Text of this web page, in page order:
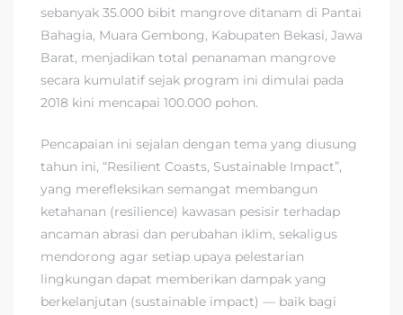
sebanyak 35.000 bibit mangrove ditanam di Pantai
Bahagia, Muara Gembong, Kabupaten Bekasi, Jawa
Barat, menjadikan total penanaman mangrove
secara kumulatif sejak program ini dimulai pada
2018 kini mencapai 100.000 pohon.
Pencapaian ini sejalan dengan tema yang diusung
tahun ini, “Resilient Coasts, Sustainable Impact”,
yang merefleksikan semangat membangun
ketahanan (resilience) kawasan pesisir terhadap
ancaman abrasi dan perubahan iklim, sekaligus
mendorong agar setiap upaya pelestarian
lingkungan dapat memberikan dampak yang
berkelanjutan (sustainable impact) — baik bagi